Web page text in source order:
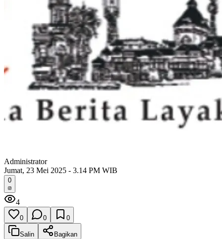
Administrator
Jumat, 23 Mei 2025 - 3.14 PM WIB
0
4
0 0 0
Salin
Bagikan